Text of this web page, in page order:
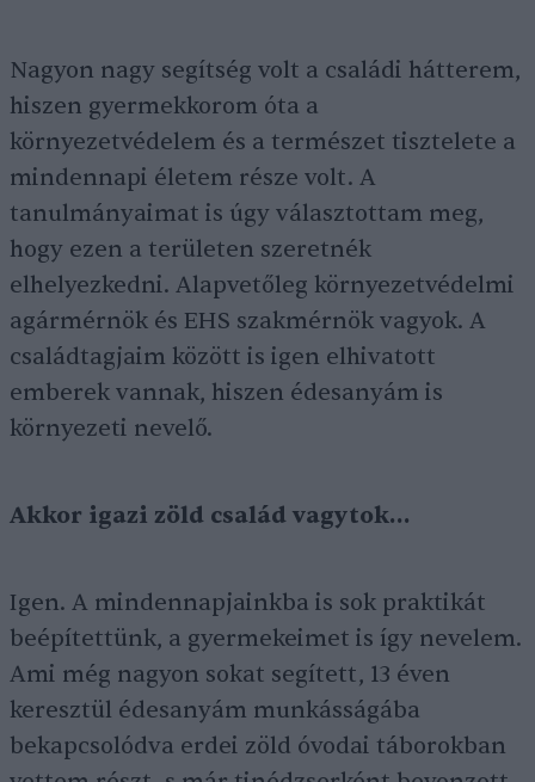
Nagyon nagy segítség volt a családi hátterem,
hiszen gyermekkorom óta a
környezetvédelem és a természet tisztelete a
mindennapi életem része volt. A
tanulmányaimat is úgy választottam meg,
hogy ezen a területen szeretnék
elhelyezkedni. Alapvetőleg környezetvédelmi
agármérnök és EHS szakmérnök vagyok. A
családtagjaim között is igen elhivatott
emberek vannak, hiszen édesanyám is
környezeti nevelő.
Akkor igazi zöld család vagytok…
Igen. A mindennapjainkba is sok praktikát
beépítettünk, a gyermekeimet is így nevelem.
Ami még nagyon sokat segített, 13 éven
keresztül édesanyám munkásságába
bekapcsolódva erdei zöld óvodai táborokban